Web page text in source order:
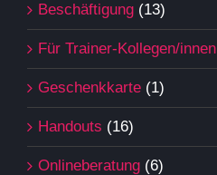
Beschäftigung (13)
Für Trainer-Kollegen/innen
Geschenkkarte (1)
Handouts (16)
Onlineberatung (6)